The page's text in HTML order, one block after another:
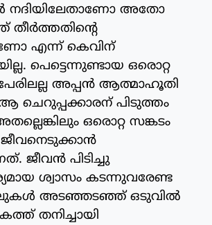
നദിയിലേതാണോ അതോ
എന്ന് കെവിന്
പെട്ടെന്നുണ്ടായ ഒരൊറ്റ
പേരിലല്ല അപ്പന്‍ ആത്മാഹൂതി
ചെറുപ്പക്കാരന് പിടുത്തം
ഒരൊറ്റ സങ്കടം
ജീവന്‍ പിടിച്ചു
ശ്വാസം കടന്നുവരേണ്ട
അടഞ്ഞടഞ്ഞ് ഒടുവില്‍
തനിച്ചായി